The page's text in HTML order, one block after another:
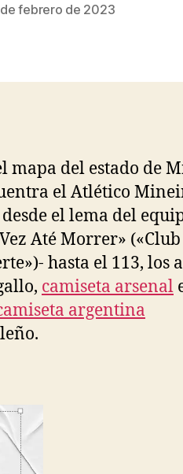
febrero de 2023
mapa del estado de
el Atlético
el lema del
Até Morrer» («Club
hasta el 113, los
camiseta arsenal
argentina